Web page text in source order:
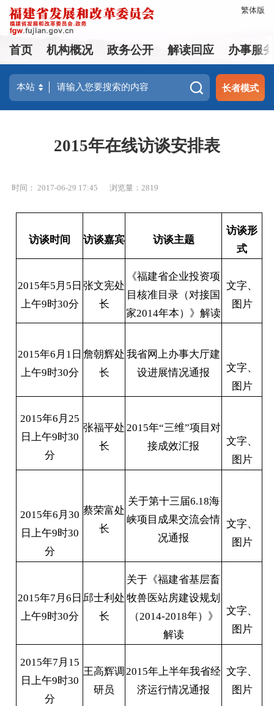
繁体版
首页 机构概况 政务公开 解读回应 办事服
长者模式
2015年在线访谈安排表
时间： 2017-06-29 17:45 浏览量：2819
访谈时间 访谈嘉宾 访谈主题
访谈形
式
2015年5月5日
上午9时30分
张文宪处
长
《福建省企业投资项
目核准目录（对接国
家2014年本）》解读
文字、
图片
2015年6月1日
上午9时30分
詹朝辉处
长
我省网上办事大厅建
设进展情况通报
文字、
图片
2015年6月25
日上午9时30
分
张福平处
长
2015年“三维”项目对
接成效汇报
文字、
图片
2015年6月30
日上午9时30
分
蔡荣富处
长
关于第十三届6.18海
峡项目成果交流会情
况通报
文字、
图片
2015年7月6日
上午9时30分
邱士利处
长
关于《福建省基层畜
牧兽医站房建设规划
（2014-2018年）》
解读
文字、
图片
2015年7月15
日上午9时30
分
王高辉调
研员
2015年上半年我省经
济运行情况通报
文字、
图片